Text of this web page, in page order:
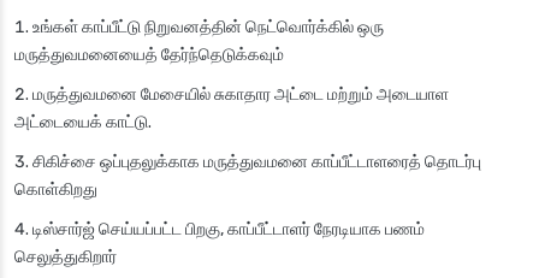
உங்கள் காப்பீட்டு நிறுவனத்தின் நெட்வொர்க்கில் ஒரு
மருத்துவமனையைத் தேர்ந்தெடுக்கவும்
மருத்துவமனை மேசையில் சுகாதார அட்டை மற்றும் அடையாள
அட்டையைக் காட்டு.
சிகிச்சை ஒப்புதலுக்காக மருத்துவமனை காப்பீட்டாளரைத் தொடர்பு
கொள்கிறது
டிஸ்சார்ஜ் செய்யப்பட்ட பிறகு, காப்பீட்டாளர் நேரடியாக பணம்
செலுத்துகிறார்